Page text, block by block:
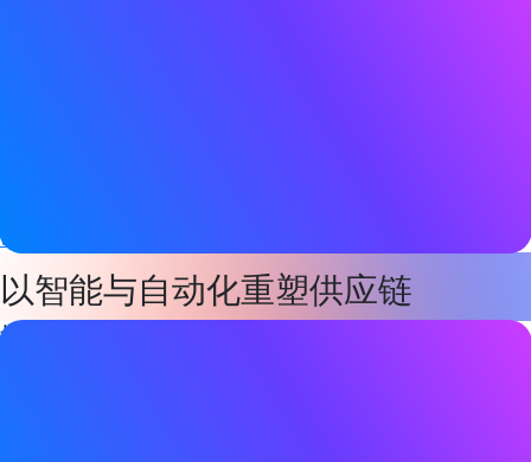
www.wiliot.com
以智能与自动化重塑供应链
博客文章详情